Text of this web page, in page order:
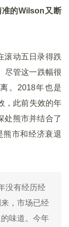
准的Wilson 又断
滚动五日录得跌
尽管这一跌幅很
。2018年也是
，此前失效的年
处熊市并结合了
熊市和经济衰退
没有经历经
，市场已经
味道。今年